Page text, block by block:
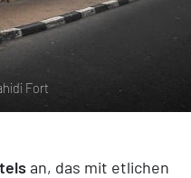
Fort
an, das mit etlichen